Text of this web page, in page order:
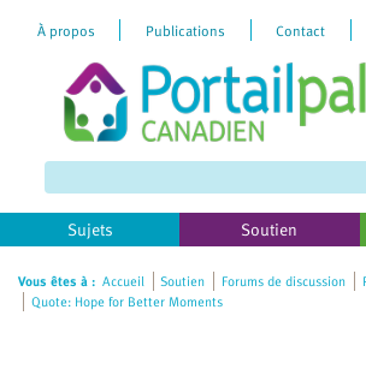
website
includes
an
accessibility
system.
À propos Publications Contact
Sujets Soutien
Vous êtes à : Accueil Soutien Forums de discussion
Quote: Hope for Better Moments